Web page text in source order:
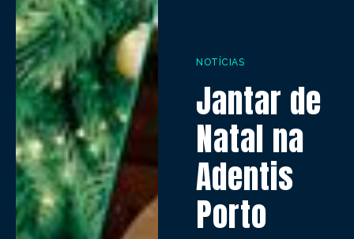
NOTÍCIAS
Jantar de
Natal na
Adentis
Porto